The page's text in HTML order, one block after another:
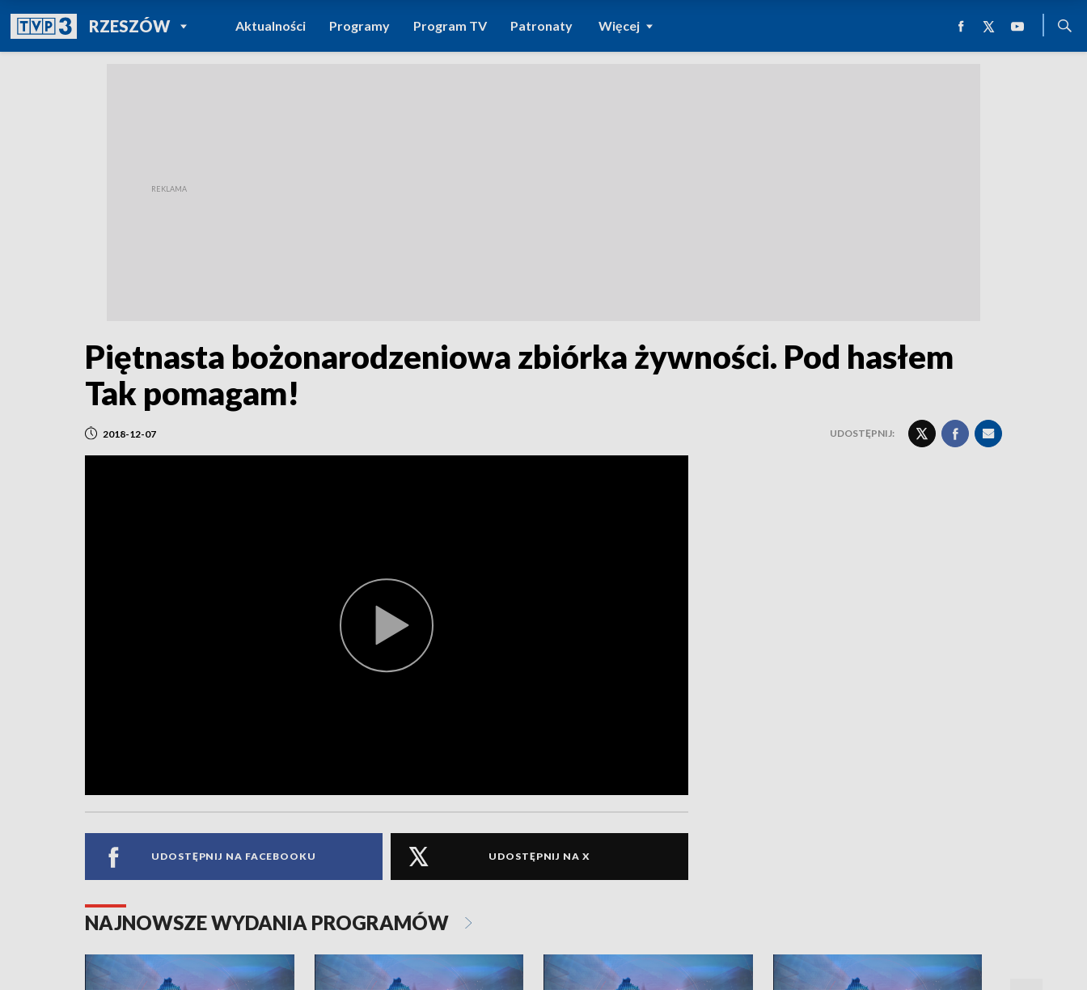
RZESZÓWPOWRÓT DO
TVP REGIONY
Aktualności Programy Program TV Patronaty Więcej
Piętnasta bożonarodzeniowa zbiórka żywności. Pod hasłem
Tak pomagam!
2018-12-07 UDOSTĘPNIJ:
UDOSTĘPNIJ NA FACEBOOKU UDOSTĘPNIJ NA X
NAJNOWSZE WYDANIA PROGRAMÓW